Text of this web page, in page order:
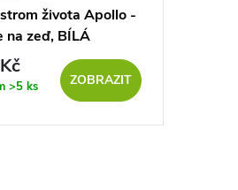
života Apollo -
na zeď, BÍLÁ
>5 ks ZOBRAZIT